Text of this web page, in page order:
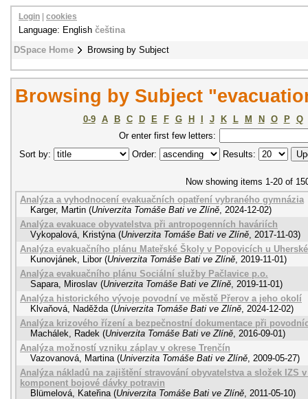
DSpace Home Browsing by Subject
Login cookies
Language: English čeština
Browsing by Subject
0-9 A B C D E F G H J K L M N O P
Q
Or enter first few letters:
Sort by:
Order: Results:
Now showing items 1-20 of
Analýza a vyhodnocení evakuačních opatření vybraného gymnázia
Karger, Martin (Univerzita Tomáše Bati ve Zlíně, 2024-12-02)
Analýza evakuace obyvatelstva při antropogenních haváriích
Vykopalová, Kristýna (Univerzita Tomáše Bati ve Zlíně, 2017-11-03)
Analýza evakuačního plánu Mateřské Školy v Popovicích u
Kunovjánek, Libor (Univerzita Tomáše Bati ve Zlíně, 2019-11-01)
Analýza evakuačního plánu Sociální služby Pačlavice p.o.
Sapara, Miroslav (Univerzita Tomáše Bati ve Zlíně, 2019-11-01)
Analýza historického vývoje povodní ve městě Přerov a jeho okolí
Klvaňová, Naděžda (Univerzita Tomáše Bati ve Zlíně, 2024-12-02)
Analýza krizového řízení a bezpečnostní dokumentace při
Machálek, Radek (Univerzita Tomáše Bati ve Zlíně, 2016-09-01)
Analýza možností vzniku záplav v okrese Trenčín
Vazovanová, Martina (Univerzita Tomáše Bati ve Zlíně, 2009-05-27)
Analýza nákladů na zajištění stravování obyvatelstva a složek IZS
komponent bojové dávky potravin
Blümelová, Kateřina (Univerzita Tomáše Bati ve Zlíně, 2011-05-10)